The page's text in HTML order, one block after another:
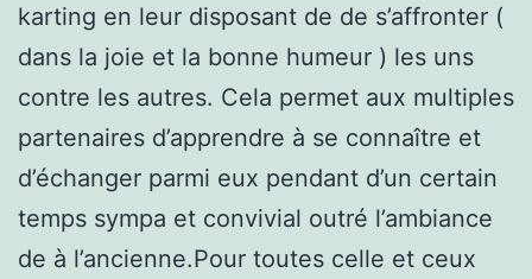
karting en leur disposant de de s’affronter (
dans la joie et la bonne humeur ) les uns
contre les autres. Cela permet aux multiples
partenaires d’apprendre à se connaître et
d’échanger parmi eux pendant d’un certain
temps sympa et convivial outré l’ambiance
de à l’ancienne.Pour toutes celle et ceux